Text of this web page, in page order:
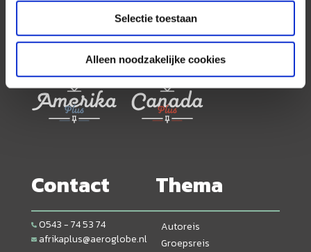
Selectie toestaan
Alleen noodzakelijke cookies
Neem ook eens een kijkje bij onze
andere reisorganisaties:
Contact
0543 - 74 53 74
afrikaplus@aeroglobe.nl
Thema
Autoreis
Groepsreis